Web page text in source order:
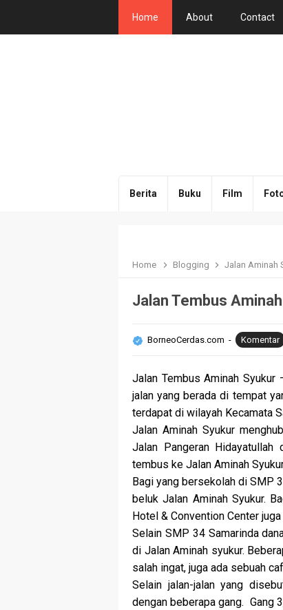
Home About Contact
Berita Buku Film
Home Blogging Jalan Aminah
Jalan Tembus
BorneoCerdas.com Komentar
Jalan Tembus Aminah Syukur
jalan yang berada di tempat
terdapat di wilayah Kecamata
Jalan Aminah Syukur
Jalan Pangeran
tembus ke Jalan Aminah
Bagi yang bersekolah di SMP
beluk Jalan Aminah Syukur.
Hotel & Convention Center
Selain SMP 34 Samarinda
di Jalan Aminah syukur.
salah ingat, juga ada sebuah
Selain jalan-jalan yang
dengan beberapa gang. Gang